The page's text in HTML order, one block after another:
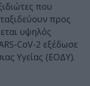
που
προς
υψηλός
CoV-2 εξέδωσε
Υγείας (ΕΟΔΥ).